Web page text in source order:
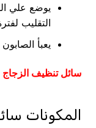
يوضع علي
التقليب
يعبأ
سائل تنظيف الزجاج
المكونات